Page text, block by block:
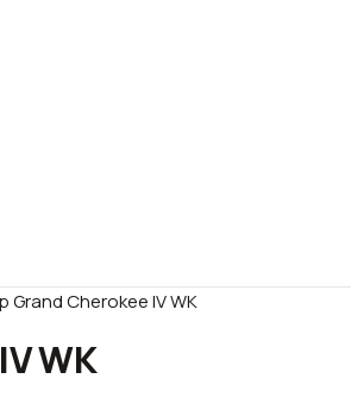
Grand Cherokee IV WK
WK